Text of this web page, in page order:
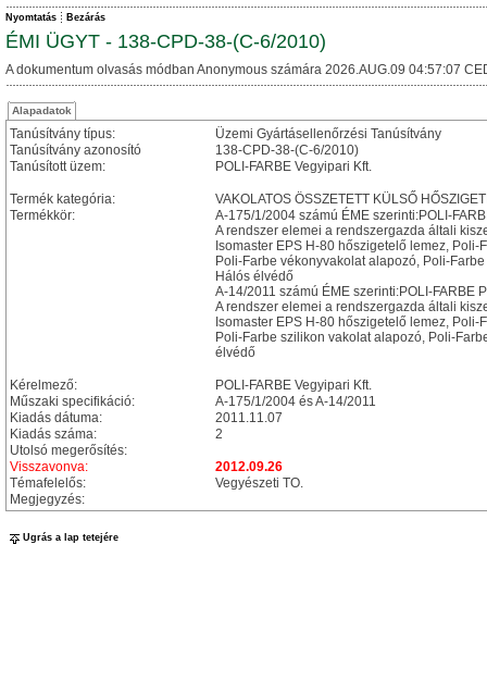
Nyomtatás Bezárás
ÉMI ÜGYT - 138-CPD-38-(C-6/2010)
A dokumentum olvasás módban Anonymous számára 2026.AUG.09 04:57:07
Alapadatok
Tanúsítvány típus:
Üzemi Gyártásellenőrzési Tanúsítvány
Tanúsítvány azonosító
138-CPD-38-(C-6/2010)
Tanúsított üzem:
POLI-FARBE Vegyipari Kft.
Termék kategória:
VAKOLATOS ÖSSZETETT KÜLSŐ
Termékkör:
A-175/1/2004 számú ÉME szerinti:POLI-
A rendszer elemei a rendszergazda általi
Isomaster EPS H-80 hőszigetelő lemez,
Poli-Farbe vékonyvakolat alapozó, Poli-
Hálós élvédő
A-14/2011 számú ÉME szerinti:POLI-FARBE
A rendszer elemei a rendszergazda általi
Isomaster EPS H-80 hőszigetelő lemez,
Poli-Farbe szilikon vakolat alapozó, Poli-
élvédő
Kérelmező:
POLI-FARBE Vegyipari Kft.
Műszaki specifikáció:
A-175/1/2004 és A-14/2011
Kiadás dátuma:
2011.11.07
Kiadás száma:
2
Utolsó megerősítés:
Visszavonva:
2012.09.26
Témafelelős:
Vegyészeti TO.
Megjegyzés:
Ugrás a lap tetejére